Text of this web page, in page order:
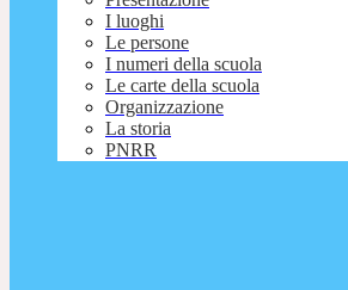
I luoghi
Le persone
I numeri della scuola
Le carte della scuola
Organizzazione
La storia
PNRR